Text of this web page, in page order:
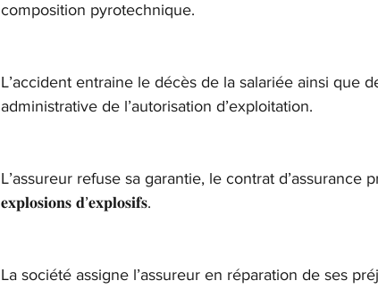
composition pyrotechnique.
L’accident entraine le décès de la salariée ainsi que
administrative de l’autorisation d’exploitation.
L’assureur refuse sa garantie, le contrat d’assurance
𝐞𝐱𝐩𝐥𝐨𝐬𝐢𝐨𝐧𝐬 𝐝’𝐞𝐱𝐩𝐥𝐨𝐬𝐢𝐟𝐬.
La société assigne l’assureur en réparation de ses